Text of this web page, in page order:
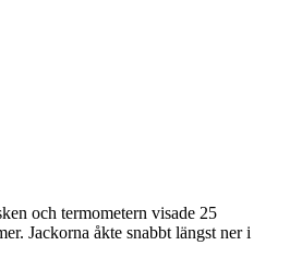
och termometern visade 25
Jackorna åkte snabbt längst ner i